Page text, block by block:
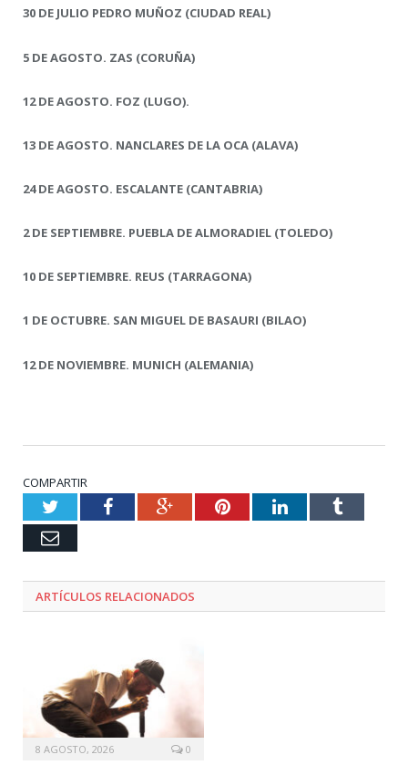
30 DE JULIO PEDRO MUÑOZ (CIUDAD REAL)
5 DE AGOSTO. ZAS (CORUÑA)
12 DE AGOSTO. FOZ (LUGO).
13 DE AGOSTO. NANCLARES DE LA OCA (ALAVA)
24 DE AGOSTO. ESCALANTE (CANTABRIA)
2 DE SEPTIEMBRE. PUEBLA DE ALMORADIEL (TOLEDO)
10 DE SEPTIEMBRE. REUS (TARRAGONA)
1 DE OCTUBRE. SAN MIGUEL DE BASAURI (BILAO)
12 DE NOVIEMBRE. MUNICH (ALEMANIA)
COMPARTIR
TwitterFacebookGoogle+PinterestLinkedInTumblr
Email
ARTÍCULOS RELACIONADOS
8 AGOSTO, 2026 0